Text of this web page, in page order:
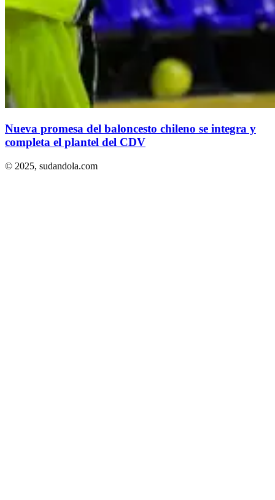
Nueva promesa del baloncesto chileno se integra y
completa el plantel del CDV
© 2025, sudandola.com